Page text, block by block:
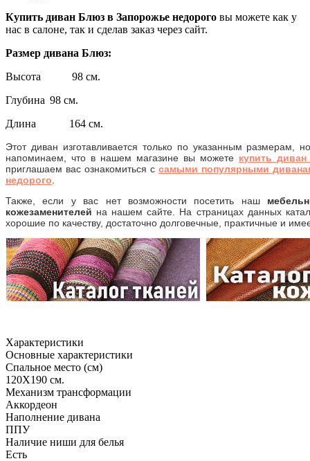
Купить диван Блюз в Запорожье недорого вы можете как у
нас в салоне, так и сделав заказ через сайт.
Размер дивана Блюз:
Высота
98 см.
Глубина 98 см.
Длина
164 см.
Этот диван изготавливается только по указанным размерам,
напоминаем, что в нашем магазине вы можете купить
приглашаем вас ознакомиться с самыми популярными
недорого
Также, если у вас нет возможности посетить наш
кожезаменителей на нашем сайте. На страницах данных
хорошие по качеству, достаточно долговечные, практичные и
Характеристики
Основные характеристики
Спальное место (см)
120Х190 см.
Механизм трансформации
Аккордеон
Наполнение дивана
ППУ
Наличие ниши для белья
Есть